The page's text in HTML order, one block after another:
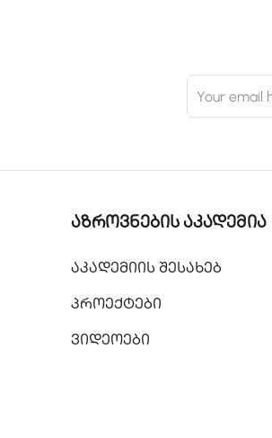
აზროვნების აკადემია
აკადემიის შესახებ
პროექტები
ვიდეოები